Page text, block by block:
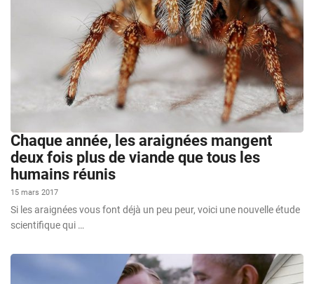
Chaque année, les araignées mangent
deux fois plus de viande que tous les
humains réunis
15 mars 2017
Si les araignées vous font déjà un peu peur, voici une nouvelle étude
scientifique qui …